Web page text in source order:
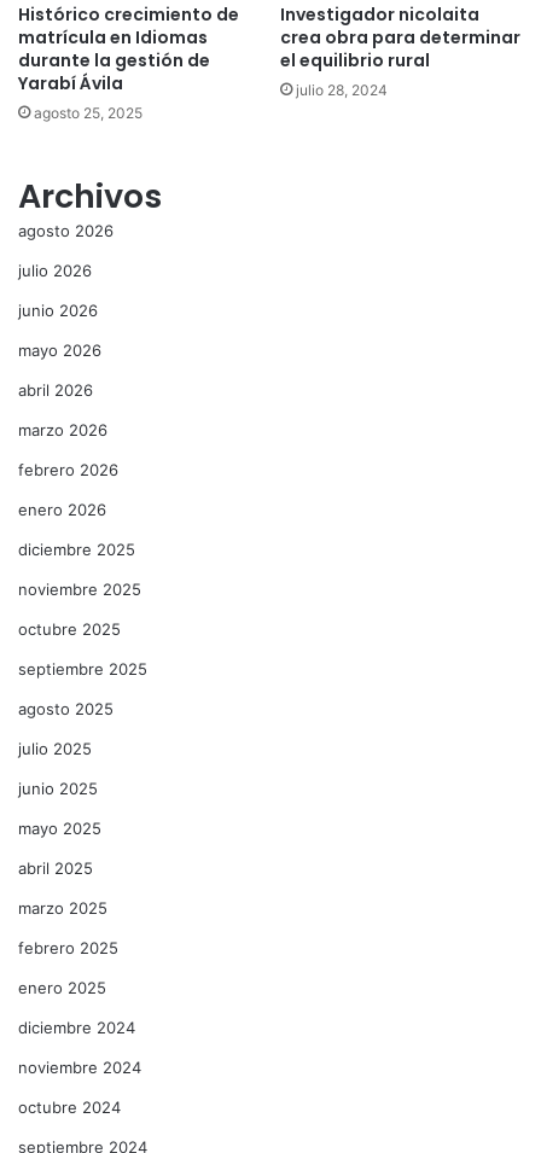
Histórico crecimiento de
matrícula en Idiomas
durante la gestión de
Yarabí Ávila
agosto 25, 2025
Investigador nicolaita
crea obra para determinar
el equilibrio rural
julio 28, 2024
Archivos
agosto 2026
julio 2026
junio 2026
mayo 2026
abril 2026
marzo 2026
febrero 2026
enero 2026
diciembre 2025
noviembre 2025
octubre 2025
septiembre 2025
agosto 2025
julio 2025
junio 2025
mayo 2025
abril 2025
marzo 2025
febrero 2025
enero 2025
diciembre 2024
noviembre 2024
octubre 2024
septiembre 2024